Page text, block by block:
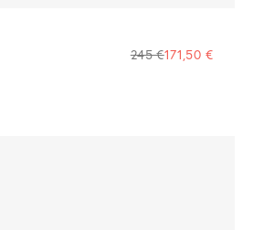
245 €171,50 €